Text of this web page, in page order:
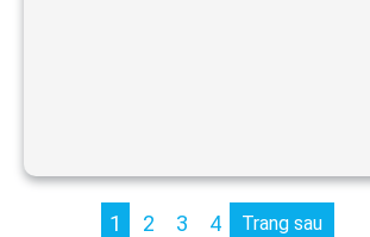
1 2 3 4 Trang sau